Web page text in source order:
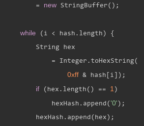
=
new StringBuffer();
while (i < hash.length) {
String hex
= Integer.toHexString(
0xff & hash[i]);
if (hex.length() == 1 )
hexHash.append(
'0' );
hexHash.append(hex);